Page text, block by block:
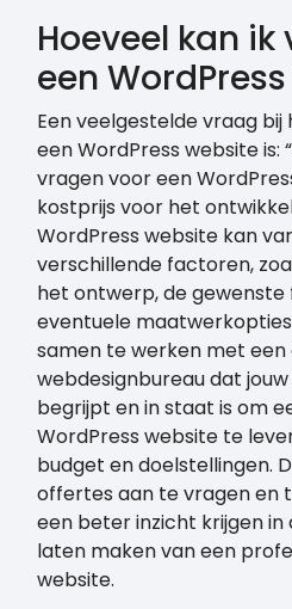
Hoeveel kan
een
Een veelgestelde vraag
een WordPress website is:
vragen voor een
kostprijs voor het
WordPress website kan
verschillende factoren,
het ontwerp, de
eventuele
samen te werken met
webdesignbureau dat
begrijpt en in staat is om
WordPress website te
budget en doelstellingen.
offertes aan te vragen en
een beter inzicht krijgen
laten maken van een
website.